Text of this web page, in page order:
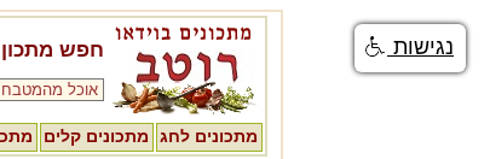
חפש מתכון
מתכונים לחג מתכונים קלים
נגישות